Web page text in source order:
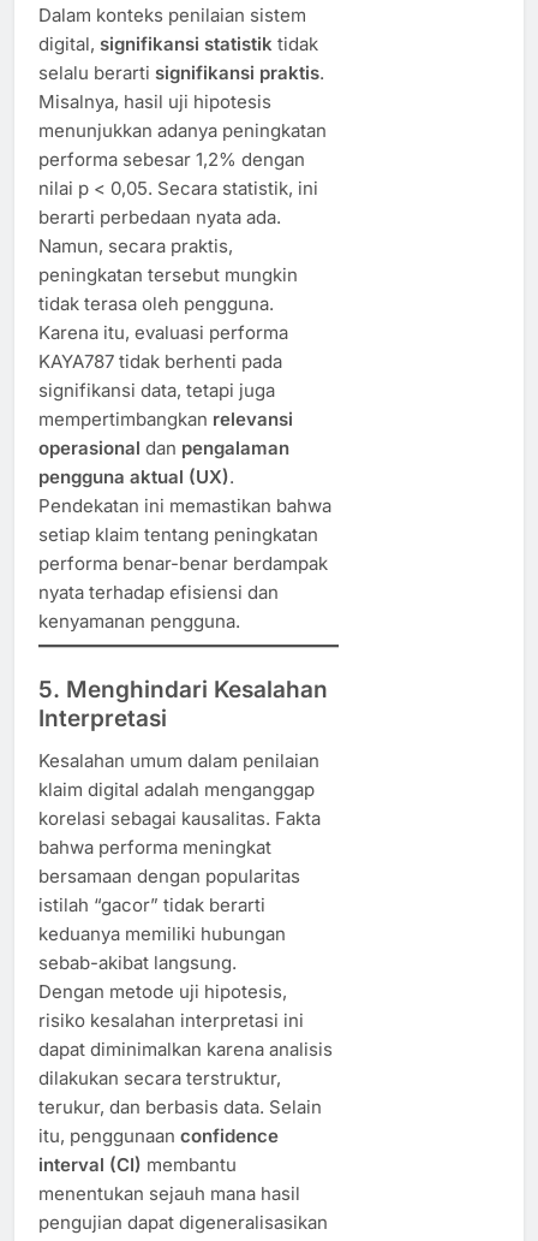
Dalam konteks penilaian sistem
digital, signifikansi statistik tidak
selalu berarti signifikansi praktis.
Misalnya, hasil uji hipotesis
menunjukkan adanya peningkatan
performa sebesar 1,2% dengan
nilai p < 0,05. Secara statistik, ini
berarti perbedaan nyata ada.
Namun, secara praktis,
peningkatan tersebut mungkin
tidak terasa oleh pengguna.
Karena itu, evaluasi performa
KAYA787 tidak berhenti pada
signifikansi data, tetapi juga
mempertimbangkan relevansi
operasional dan pengalaman
pengguna aktual (UX).
Pendekatan ini memastikan bahwa
setiap klaim tentang peningkatan
performa benar-benar berdampak
nyata terhadap efisiensi dan
kenyamanan pengguna.
5. Menghindari Kesalahan
Interpretasi
Kesalahan umum dalam penilaian
klaim digital adalah menganggap
korelasi sebagai kausalitas. Fakta
bahwa performa meningkat
bersamaan dengan popularitas
istilah “gacor” tidak berarti
keduanya memiliki hubungan
sebab-akibat langsung.
Dengan metode uji hipotesis,
risiko kesalahan interpretasi ini
dapat diminimalkan karena analisis
dilakukan secara terstruktur,
terukur, dan berbasis data. Selain
itu, penggunaan confidence
interval (CI) membantu
menentukan sejauh mana hasil
pengujian dapat digeneralisasikan